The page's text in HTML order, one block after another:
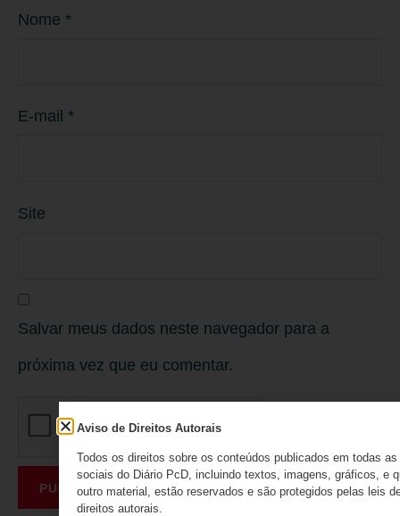
Nome *
E-mail *
Site
Salvar meus dados neste navegador para a
próxima vez que eu comentar.
Aviso de Direitos Autorais
Todos os direitos sobre os conteúdos publicados em todas
sociais do Diário PcD, incluindo textos, imagens, gráficos, e
outro material, estão reservados e são protegidos pelas leis
direitos autorais.